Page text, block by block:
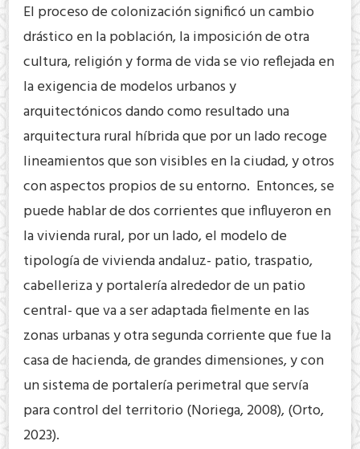
El proceso de colonización significó un cambio
drástico en la población, la imposición de otra
cultura, religión y forma de vida se vio reflejada en
la exigencia de modelos urbanos y
arquitectónicos dando como resultado una
arquitectura rural híbrida que por un lado recoge
lineamientos que son visibles en la ciudad, y otros
con aspectos propios de su entorno. Entonces, se
puede hablar de dos corrientes que influyeron en
la vivienda rural, por un lado, el modelo de
tipología de vivienda andaluz- patio, traspatio,
cabelleriza y portalería alrededor de un patio
central- que va a ser adaptada fielmente en las
zonas urbanas y otra segunda corriente que fue la
casa de hacienda, de grandes dimensiones, y con
un sistema de portalería perimetral que servía
para control del territorio (Noriega, 2008), (Orto,
2023).